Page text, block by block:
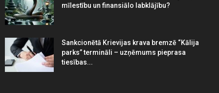
mīlestību un finansiālo labklājību?
Sankcionētā Krievijas krava bremzē “Kālija
parks” termināli – uzņēmums pieprasa
tiesības...